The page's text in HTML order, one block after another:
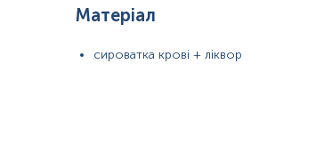
Матеріал
сироватка крові + ліквор